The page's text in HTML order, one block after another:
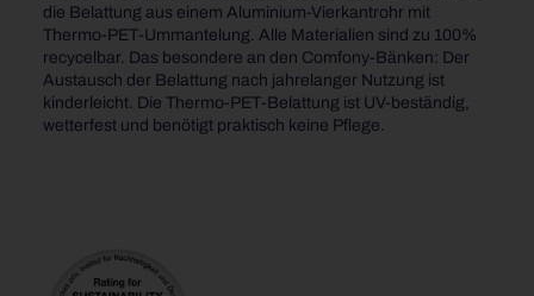
die Belattung aus einem Aluminium-Vierkantrohr mit
Thermo-PET-Ummantelung. Alle Materialien sind zu 100%
recycelbar. Das besondere an den Comfony-Bänken: Der
Austausch der Belattung nach jahrelanger Nutzung ist
kinderleicht. Die Thermo-PET-Belattung ist UV-beständig,
wetterfest und benötigt praktisch keine Pflege.